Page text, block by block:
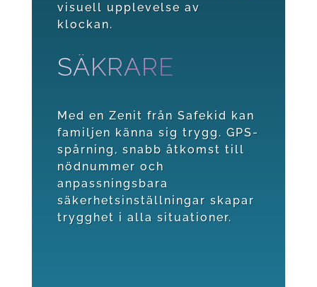
visuell upplevelse av
klockan.
SÄKRARE
Med en Zenit från Safekid kan
familjen känna sig trygg. GPS-
spårning, snabb åtkomst till
nödnummer och
anpassningsbara
säkerhetsinställningar skapar
trygghet i alla situationer.